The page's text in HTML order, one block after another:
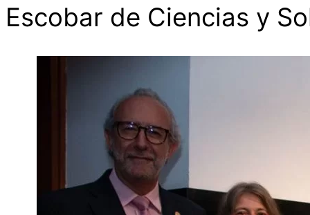
Escobar de Ciencias y